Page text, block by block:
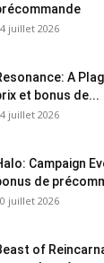
juillet 2026
A
et bonus de...
juillet 2026
Campaign
de
juillet 2026
of